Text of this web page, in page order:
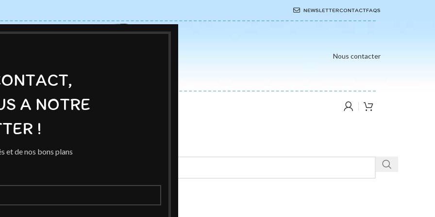
A NOTRE
!
et de nos bons plans
NEWSLETTERCONTACTFAQS
Nous contacter
BOUTIQUE AUTEURS
identifiés “Furie”
à votre sélection.